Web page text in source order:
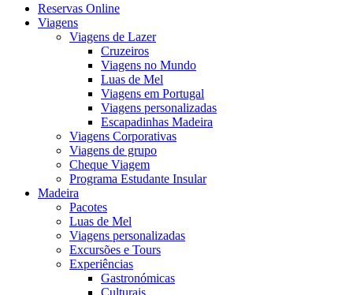
Reservas Online
Viagens
Viagens de Lazer
Cruzeiros
Viagens no Mundo
Luas de Mel
Viagens em Portugal
Viagens personalizadas
Escapadinhas Madeira
Viagens Corporativas
Viagens de grupo
Cheque Viagem
Programa Estudante Insular
Madeira
Pacotes
Luas de Mel
Viagens personalizadas
Excursões e Tours
Experiências
Gastronómicas
Culturais